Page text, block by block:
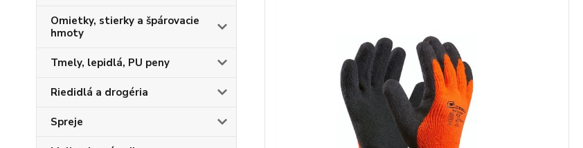
Omietky, stierky a špárovacie
hmoty
Tmely, lepidlá, PU peny
Riedidlá a drogéria
Spreje